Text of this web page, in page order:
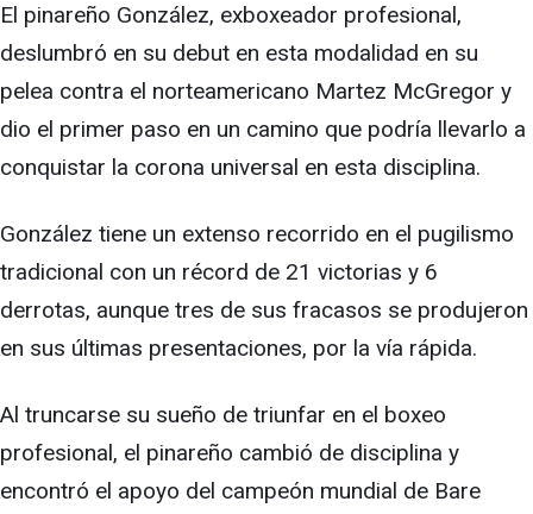
El pinareño González, exboxeador profesional,
deslumbró en su debut en esta modalidad en su
pelea contra el norteamericano Martez McGregor y
dio el primer paso en un camino que podría llevarlo a
conquistar la corona universal en esta disciplina.
González tiene un extenso recorrido en el pugilismo
tradicional con un récord de 21 victorias y 6
derrotas, aunque tres de sus fracasos se produjeron
en sus últimas presentaciones, por la vía rápida.
Al truncarse su sueño de triunfar en el boxeo
profesional, el pinareño cambió de disciplina y
encontró el apoyo del campeón mundial de Bare